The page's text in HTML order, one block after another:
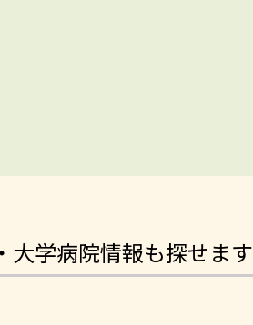
大学病院情報も探せます